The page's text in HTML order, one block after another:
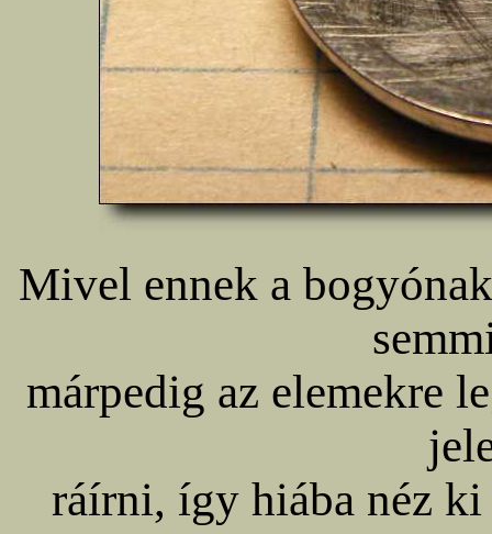
Mivel ennek a
márpedig az elemekre
ráírni, így hiába néz